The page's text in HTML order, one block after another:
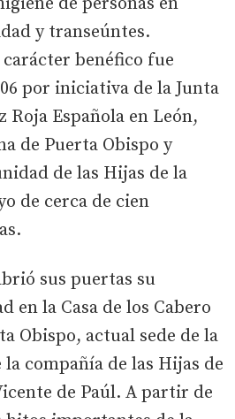
y transeúntes.
benéfico fue
por iniciativa de la Junta
Roja Española en León,
de Puerta Obispo y
de las Hijas de la
de cerca de cien
sus puertas su
en la Casa de los Cabero
Obispo, actual sede de la
compañía de las Hijas de
de Paúl. A partir de